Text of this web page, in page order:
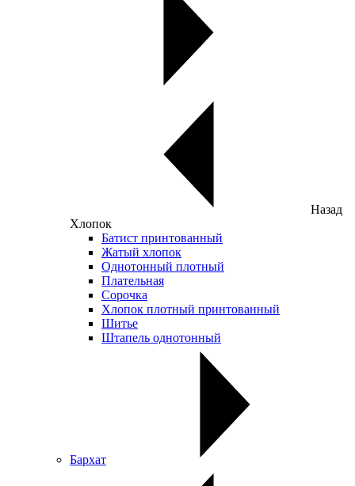
Назад
Хлопок
Батист принтованный
Жатый хлопок
Однотонный плотный
Плательная
Сорочка
Хлопок плотный принтованный
Шитье
Штапель однотонный
Бархат